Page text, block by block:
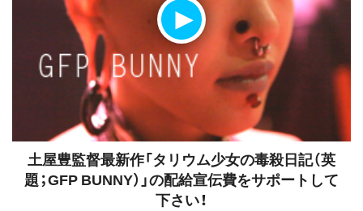
土屋豊監督最新作「タリウム少女の毒殺日記（英
題；GFP BUNNY）」の配給宣伝費をサポートして
下さい！